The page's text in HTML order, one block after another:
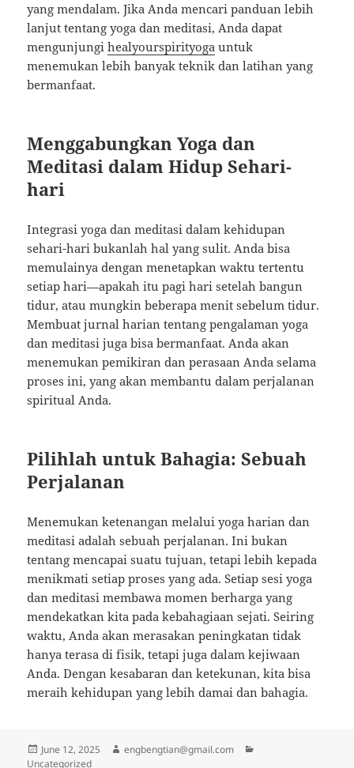
yang mendalam. Jika Anda mencari panduan lebih
lanjut tentang yoga dan meditasi, Anda dapat
mengunjungihealyourspirityoga untuk
menemukan lebih banyak teknik dan latihan yang
bermanfaat.
Menggabungkan Yoga dan
Meditasi dalam Hidup Sehari-
hari
Integrasi yoga dan meditasi dalam kehidupan
sehari-hari bukanlah hal yang sulit. Anda bisa
memulainya dengan menetapkan waktu tertentu
setiap hari—apakah itu pagi hari setelah bangun
tidur, atau mungkin beberapa menit sebelum tidur.
Membuat jurnal harian tentang pengalaman yoga
dan meditasi juga bisa bermanfaat. Anda akan
menemukan pemikiran dan perasaan Anda selama
proses ini, yang akan membantu dalam perjalanan
spiritual Anda.
Pilihlah untuk Bahagia: Sebuah
Perjalanan
Menemukan ketenangan melalui yoga harian dan
meditasi adalah sebuah perjalanan. Ini bukan
tentang mencapai suatu tujuan, tetapi lebih kepada
menikmati setiap proses yang ada. Setiap sesi yoga
dan meditasi membawa momen berharga yang
mendekatkan kita pada kebahagiaan sejati. Seiring
waktu, Anda akan merasakan peningkatan tidak
hanya terasa di fisik, tetapi juga dalam kejiwaan
Anda. Dengan kesabaran dan ketekunan, kita bisa
meraih kehidupan yang lebih damai dan bahagia.
Posted
on
June 12, 2025 Author
engbengtian@gmail.com
Uncategorized